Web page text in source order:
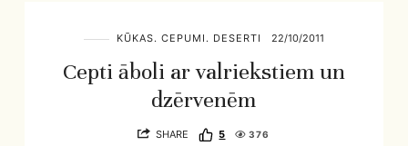
KŪKAS. CEPUMI. DESERTI 22/10/2011
Cepti āboli ar valriekstiem un
dzērvenēm
SHARE 5 376